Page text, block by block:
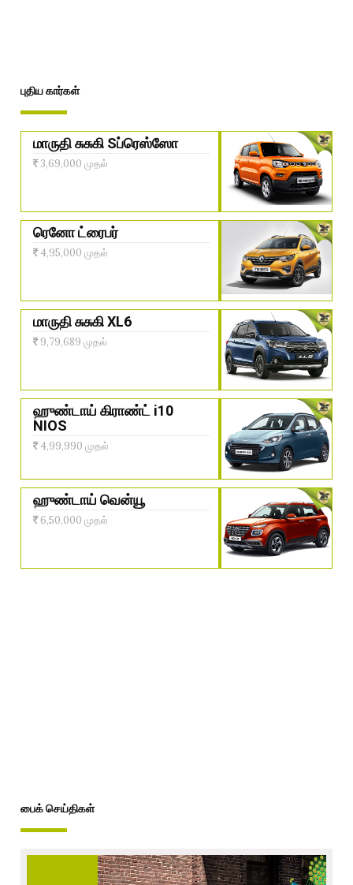
புதிய கார்கள்
மாருதி சுசுகி Sப்ரெஸ்ஸோ
3,69,000 முதல்
ரெனோ ட்ரைபர்
4,95,000 முதல்
மாருதி சுசுகி XL6
9,79,689 முதல்
ஹுண்டாய் கிராண்ட் i10
NIOS
4,99,990 முதல்
ஹுண்டாய் வென்யூ
6,50,000 முதல்
பைக் செய்திகள்